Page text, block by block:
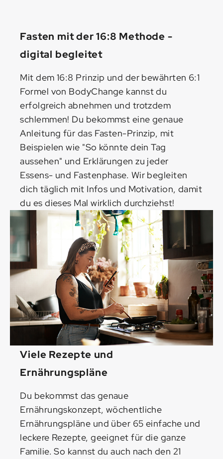
Fasten mit der 16:8 Methode -
digital begleitet
Mit dem 16:8 Prinzip und der bewährten 6:1
Formel von BodyChange kannst du
erfolgreich abnehmen und trotzdem
schlemmen! Du bekommst eine genaue
Anleitung für das Fasten-Prinzip, mit
Beispielen wie "So könnte dein Tag
aussehen" und Erklärungen zu jeder
Essens- und Fastenphase. Wir begleiten
dich täglich mit Infos und Motivation, damit
du es dieses Mal wirklich durchziehst!
Viele Rezepte und
Ernährungspläne
Du bekommst das genaue
Ernährungskonzept, wöchentliche
Ernährungspläne und über 65 einfache und
leckere Rezepte, geeignet für die ganze
Familie. So kannst du auch nach den 21